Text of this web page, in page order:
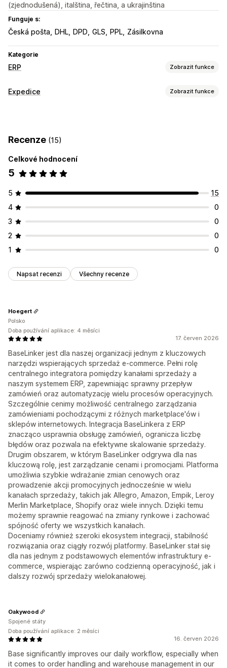
(zjednodušená), italština, řečtina, a ukrajinština
Funguje s:
Česká pošta DHL DPD GLS PPL Zásilkovna
Kategorie
ERP Zobrazit funkce
Zpracování objednávek
Kontrola a schvalování
Synchronizace objednávek
Zákaznický servis
Správa skladových zásob
Účetnictví a finance
Výpočet daní
Expedice Zobrazit funkce
Vlastní dokumenty
Skenování čárových kódů
Pojištění přepravy
Synchronizace objednávek
Značková stránka pro sledování
Aktualizace objednávek
Recenze (15)
Celkové hodnocení
5
5
15
4
0
3
0
2
0
1
0
Napsat recenzi Všechny recenze
17. červen 2026
BaseLinker jest dla naszej organizacji jednym z kluczowych
narzędzi wspierających sprzedaż e-commerce. Pełni rolę
centralnego integratora pomiędzy kanałami sprzedaży a
naszym systemem ERP, zapewniając sprawny przepływ
zamówień oraz automatyzację wielu procesów operacyjnych.
Szczególnie cenimy możliwość centralnego zarządzania
zamówieniami pochodzącymi z różnych marketplace'ów i
sklepów internetowych. Integracja BaseLinkera z ERP
znacząco usprawnia obsługę zamówień, ogranicza liczbę
błędów oraz pozwala na efektywne skalowanie sprzedaży.
Drugim obszarem, w którym BaseLinker odgrywa dla nas
kluczową rolę, jest zarządzanie cenami i promocjami. Platforma
umożliwia szybkie wdrażanie zmian cenowych oraz
prowadzenie akcji promocyjnych jednocześnie w wielu
kanałach sprzedaży, takich jak Allegro, Amazon, Empik, Leroy
Merlin Marketplace, Shopify oraz wiele innych. Dzięki temu
możemy sprawnie reagować na zmiany rynkowe i zachować
spójność oferty we wszystkich kanałach.
Doceniamy również szeroki ekosystem integracji, stabilność
rozwiązania oraz ciągły rozwój platformy. BaseLinker stał się
dla nas jednym z podstawowych elementów infrastruktury e-
commerce, wspierając zarówno codzienną operacyjność, jak i
dalszy rozwój sprzedaży wielokanałowej.
Hoegert
Polsko
Doba používání aplikace: 4 měsíci
16. červen 2026
Base significantly improves our daily workflow, especially when
it comes to order handling and warehouse management in our
Oakywood
Spojené státy
Doba používání aplikace: 2 měsíci